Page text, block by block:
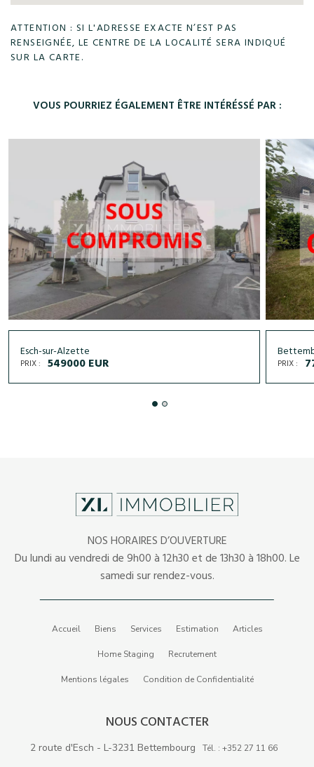
ATTENTION : SI L'ADRESSE EXACTE N’EST PAS
RENSEIGNÉE, LE CENTRE DE LA LOCALITÉ SERA INDIQUÉ
SUR LA CARTE.
VOUS POURRIEZ ÉGALEMENT ÊTRE INTÉRÉSSÉ PAR :
Esch-sur-Alzette
PRIX : 549000 EUR PRIX :
NOS HORAIRES D’OUVERTURE
Du lundi au vendredi de 9h00 à 12h30 et de 13h30 à 18h00. Le
samedi sur rendez-vous.
Accueil Biens Services Estimation Articles
Home Staging Recrutement
Mentions légales Condition de Confidentialité
NOUS CONTACTER
2 route d'Esch - L-3231 Bettembourg Tél. : +352 27 11 66